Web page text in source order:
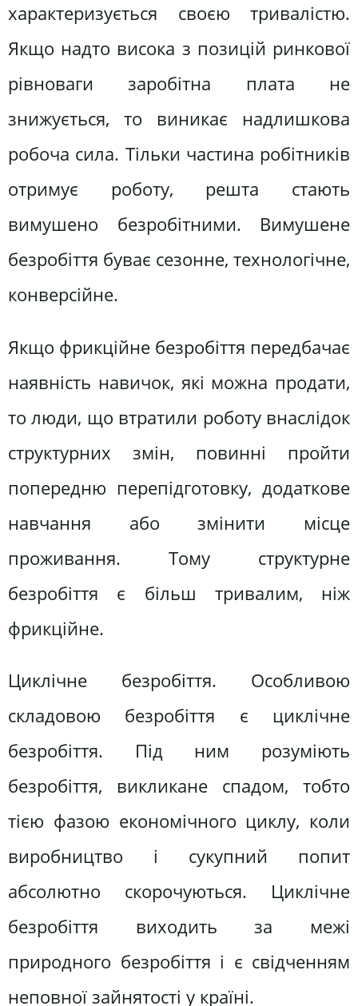
характеризується своєю тривалістю.
Якщо надто висока з позицій ринкової
рівноваги заробітна плата не
знижується, то виникає надлишкова
робоча сила. Тільки частина робітників
отримує роботу, решта стають
вимушено безробітними. Вимушене
безробіття буває сезонне, технологічне,
конверсійне.
Якщо фрикційне безробіття передбачає
наявність навичок, які можна продати,
то люди, що втратили роботу внаслідок
структурних змін, повинні пройти
попередню перепідготовку, додаткове
навчання або змінити місце
проживання. Тому структурне
безробіття є більш тривалим, ніж
фрикційне.
Циклічне безробіття. Особливою
складовою безробіття є циклічне
безробіття. Під ним розуміють
безробіття, викликане спадом, тобто
тією фазою економічного циклу, коли
виробництво і сукупний попит
абсолютно скорочуються. Циклічне
безробіття виходить за межі
природного безробіття і є свідченням
неповної зайнятості у країні.